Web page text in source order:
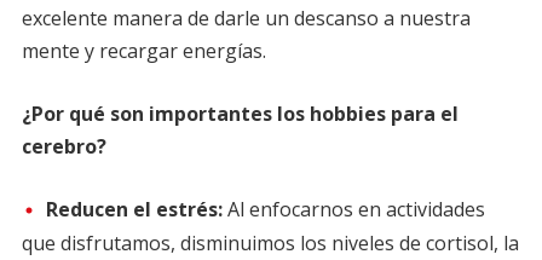
excelente manera de darle un descanso a nuestra
mente y recargar energías.
¿Por qué son importantes los hobbies para el
cerebro?
Reducen el estrés:Al enfocarnos en actividades
que disfrutamos, disminuimos los niveles de cortisol, la